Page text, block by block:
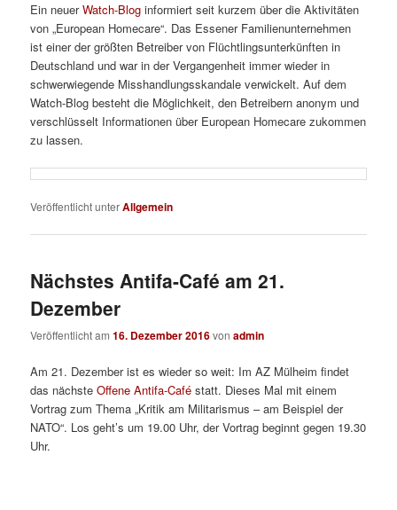
Ein neuerWatch-Blog informiert seit kurzem über die Aktivitäten
von „European Homecare“. Das Essener Familienunternehmen
ist einer der größten Betreiber von Flüchtlingsunterkünften in
Deutschland und war in der Vergangenheit immer wieder in
schwerwiegende Misshandlungsskandale verwickelt. Auf dem
Watch-Blog besteht die Möglichkeit, den Betreibern anonym und
verschlüsselt Informationen über European Homecare zukommen
zu lassen.
Veröffentlicht unterAllgemein
Nächstes Antifa-Café am 21.
Dezember
Veröffentlicht am16. Dezember 2016vonadmin
Am 21. Dezember ist es wieder so weit: Im AZ Mülheim findet
das nächsteOffene Antifa-Café statt. Dieses Mal mit einem
Vortrag zum Thema „Kritik am Militarismus – am Beispiel der
NATO“. Los geht’s um 19.00 Uhr, der Vortrag beginnt gegen 19.30
Uhr.